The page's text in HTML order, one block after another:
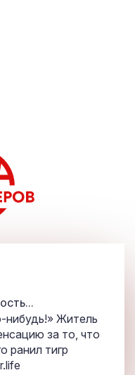
нибудь!» Житель
за то, что
ранил тигр